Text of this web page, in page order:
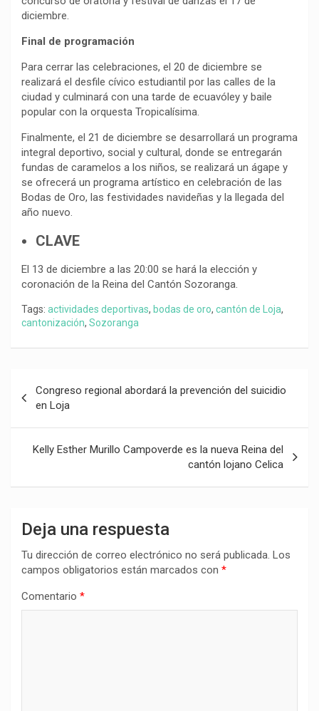
diciembre.
Final de programación
Para cerrar las celebraciones, el 20 de diciembre se
realizará el desfile cívico estudiantil por las calles de la
ciudad y culminará con una tarde de ecuavóley y baile
popular con la orquesta Tropicalísima.
Finalmente, el 21 de diciembre se desarrollará un programa
integral deportivo, social y cultural, donde se entregarán
fundas de caramelos a los niños, se realizará un ágape y
se ofrecerá un programa artístico en celebración de las
Bodas de Oro, las festividades navideñas y la llegada del
año nuevo.
CLAVE
El 13 de diciembre a las 20:00 se hará la elección y
coronación de la Reina del Cantón Sozoranga.
Tags: actividades deportivas, bodas de oro, cantón de Loja,
cantonización, Sozoranga
de
entradas
Congreso regional abordará la prevención del suicidio
en Loja
Kelly Esther Murillo Campoverde es la nueva Reina del
cantón lojano Celica
Deja una respuesta
Tu dirección de correo electrónico no será publicada. Los
campos obligatorios están marcados con *
Comentario *